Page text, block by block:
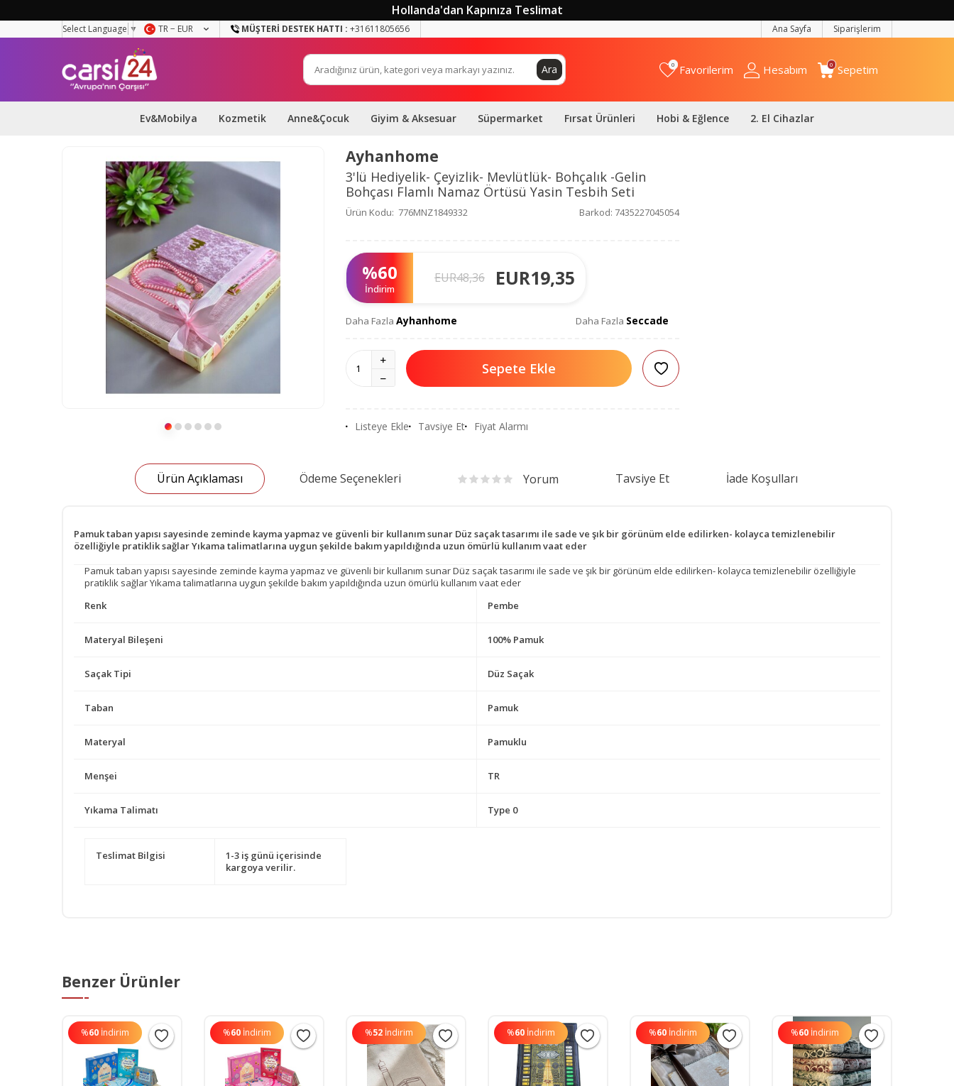
Hollanda'dan Kapınıza Teslimat
Select Language ▼ TR − EUR MÜŞTERI DESTEK HATTI : +31611805656 Ana Sayfa Siparişlerim
Ara 0 Favorilerim Hesabım 0 Sepetim
Ev&Mobilya Kozmetik Anne&Çocuk Giyim & Aksesuar Süpermarket Fırsat Ürünleri Hobi & Eğlence 2. El Cihazlar
Ayhanhome
3'lü Hediyelik- Çeyizlik- Mevlütlük- Bohçalık -Gelin
Bohçası Flamlı Namaz Örtüsü Yasin Tesbih Seti
Ürün Kodu: 776MNZ1849332 Barkod: 7435227045054
%60
İndirim
EUR48,36 EUR19,35
Daha Fazla Ayhanhome Daha Fazla Seccade
Sepete Ekle
Listeye Ekle Tavsiye Et Fiyat Alarmı
Ürün Açıklaması Ödeme Seçenekleri Yorum Tavsiye Et İade Koşulları
Pamuk taban yapısı sayesinde zeminde kayma yapmaz ve güvenli bir kullanım sunar Düz saçak tasarımı ile sade ve şık bir görünüm elde edilirken- kolayca temizlenebilir
özelliğiyle pratiklik sağlar Yıkama talimatlarına uygun şekilde bakım yapıldığında uzun ömürlü kullanım vaat eder
Pamuk taban yapısı sayesinde zeminde kayma yapmaz ve güvenli bir kullanım sunar Düz saçak tasarımı ile sade ve şık bir görünüm elde edilirken- kolayca temizlenebilir özelliğiyle
pratiklik sağlar Yıkama talimatlarına uygun şekilde bakım yapıldığında uzun ömürlü kullanım vaat eder
Renk
Pembe
Materyal Bileşeni 100% Pamuk
Saçak Tipi Düz Saçak
Taban Pamuk
Materyal Pamuklu
Menşei TR
Yıkama Talimatı Type 0
Teslimat Bilgisi
1-3 iş günü içerisinde
kargoya verilir.
Benzer Ürünler
%60 İndirim %60 İndirim %52 İndirim %60 İndirim %60 İndirim %60 İndirim